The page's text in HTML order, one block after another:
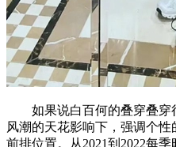
如果说白百何的叠穿叠穿
风潮的天花影响下，强调个
前排位置。从2021到2022每